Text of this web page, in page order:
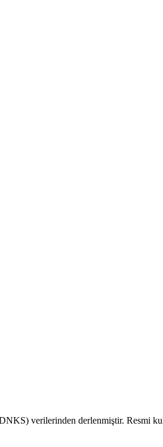
verilerinden derlenmiştir. Resmi